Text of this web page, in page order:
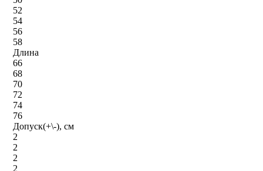
52
54
56
58
Длина
66
68
70
72
74
76
Допуск(+\-), см
2
2
2
2